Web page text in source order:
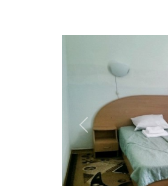
Previous